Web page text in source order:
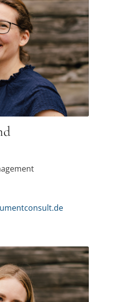
im Team alles rund
für Sie unser Bestes
ich als meine größte
und Aufgabe. Die
dazu
schon seit über 20
noch fasziniert
es zu entfalten
in der Finanzwelt
monumentconsult
Kommunikation. Die